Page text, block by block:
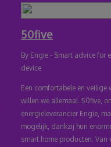
50five
By Engie - Smart advice for
device
Een comfortabele en veilige
willen we allemaal. 50five,
energieleverancier Engie,
mogelijk, dankzij hun
smart home producten. Van